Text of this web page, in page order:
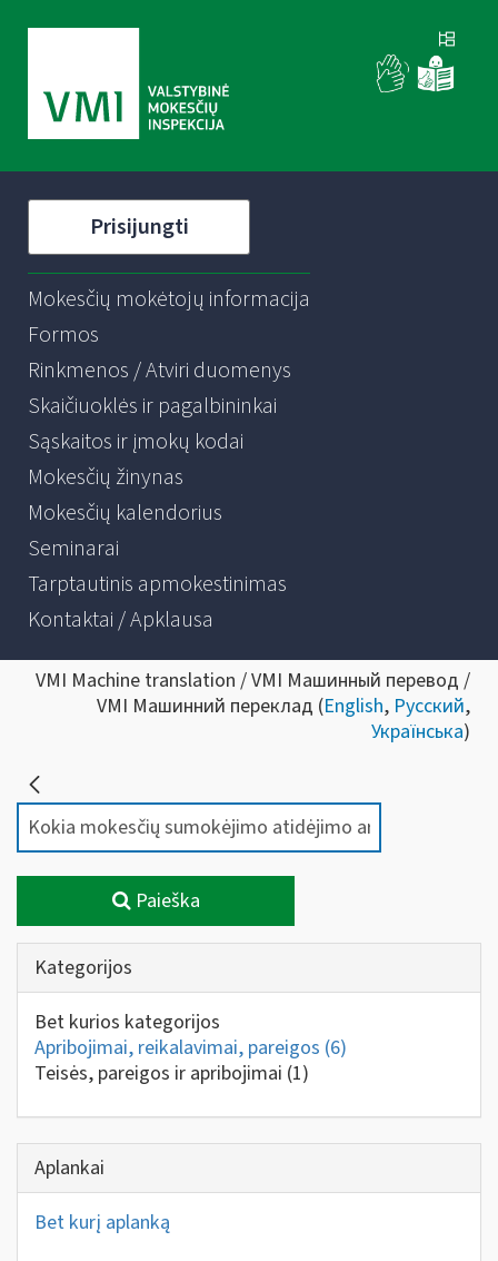
Prisijungti
Mokesčių mokėtojų informacija
Formos
Rinkmenos / Atviri duomenys
Skaičiuoklės ir pagalbininkai
Sąskaitos ir įmokų kodai
Mokesčių žinynas
Mokesčių kalendorius
Seminarai
Tarptautinis apmokestinimas
Kontaktai / Apklausa
VMI Machine translation / VMI Машинный перевод /
VMI Машинний переклад (English, Русский,
Українська)
Paieška
Kategorijos
Bet kurios kategorijos
Apribojimai, reikalavimai, pareigos (6)
Teisės, pareigos ir apribojimai (1)
Aplankai
Bet kurį aplanką